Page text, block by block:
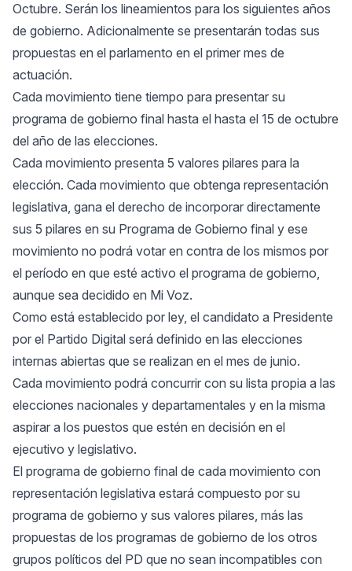
Octubre. Serán los lineamientos para los siguientes años
de gobierno. Adicionalmente se presentarán todas sus
propuestas en el parlamento en el primer mes de
actuación.
Cada movimiento tiene tiempo para presentar su
programa de gobierno final hasta el hasta el 15 de octubre
del año de las elecciones.
Cada movimiento presenta 5 valores pilares para la
elección. Cada movimiento que obtenga representación
legislativa, gana el derecho de incorporar directamente
sus 5 pilares en su Programa de Gobierno final y ese
movimiento no podrá votar en contra de los mismos por
el período en que esté activo el programa de gobierno,
aunque sea decidido en Mi Voz.
Como está establecido por ley, el candidato a Presidente
por el Partido Digital será definido en las elecciones
internas abiertas que se realizan en el mes de junio.
Cada movimiento podrá concurrir con su lista propia a las
elecciones nacionales y departamentales y en la misma
aspirar a los puestos que estén en decisión en el
ejecutivo y legislativo.
El programa de gobierno final de cada movimiento con
representación legislativa estará compuesto por su
programa de gobierno y sus valores pilares, más las
propuestas de los programas de gobierno de los otros
grupos políticos del PD que no sean incompatibles con